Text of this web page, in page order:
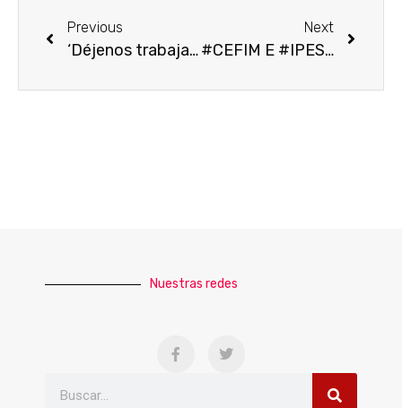
Previous
‘Déjenos trabajar’, exigen antreros
Next
#CEFIM E #IPESAD #SLP ofrecen fondos de becas por 21 MDP
Nuestras redes